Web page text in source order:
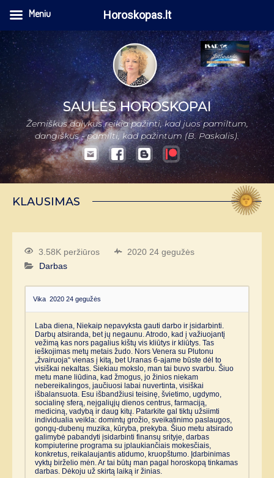
SAULĖS HOROSKOPAI
Žemiškus dalykus reikia pažinti, kad juos pamiltum,
dangiškus - pamilti, kad pažintum (B. Paskalis).
KLAUSIMAS
3.58K peržiūros
2020 24 gegužės
Darbas
Vika 2020 24 gegužės
Laba diena, Niekaip nepavyksta gauti darbo ir įsidarbinti.
Darbų atsiranda, bet jų negaunu. Atrodo, kad į važiuojantį
vežimą kas nors pagalius kištų vis kliūtys ir kliūtys. Tas
ieškojimas metų metais žudo. Nors Venera su Plutonu
„žvairuoja“ vienas į kitą, bet Uranas 6-ajame būste dėl to
visiškai nekaltas. Siekiau mokslo, man tai buvo svarbu. Šiuo
metu mane liūdina, kad žmogus, jo žinios niekam
nebereikalingos, jaučiuosi labai nuvertinta, visiškai
išbalansuota. Esu išbandžiusi teisinę, švietimo, ugdymo,
socialinę sferą, neįgaliųjų dienos centrus, farmaciją,
mediciną, vadybą ir daug kitų. Patarkite gal tiktų užsiimti
individualia veikla: domintų grožio, sveikatinimo paslaugos,
gongų-dubenų muzika, kūryba, prekyba. Šiuo metu atsirado
galimybė pabandyti įsidarbinti finansų srityje, darbas
kompiuterine programa su įplaukiančiais mokesčiais,
konkretus, reikalaujantis atidumo, kruopštumo. Įdarbinimas
vyktų birželio mėn. Ar tai būtų man pagal horoskopą tinkamas
darbas. Dėkoju už skirtą laiką ir žinias.
Meniu Horoskopas.lt